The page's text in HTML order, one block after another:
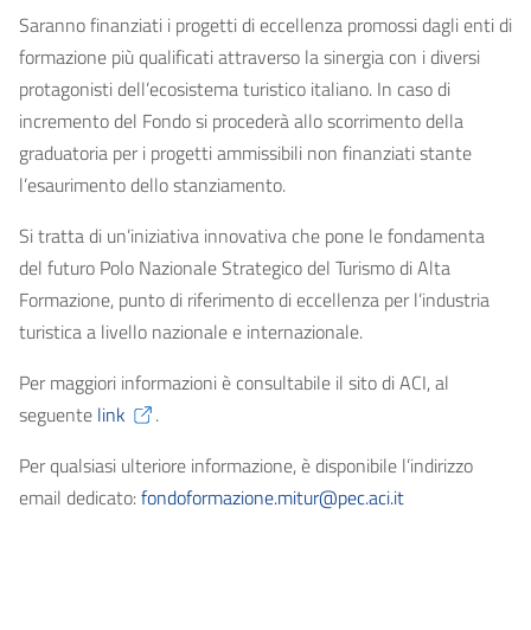
Saranno finanziati i progetti di eccellenza promossi dagli enti di
formazione più qualificati attraverso la sinergia con i diversi
protagonisti dell’ecosistema turistico italiano. In caso di
incremento del Fondo si procederà allo scorrimento della
graduatoria per i progetti ammissibili non finanziati stante
l’esaurimento dello stanziamento.
Si tratta di un’iniziativa innovativa che pone le fondamenta
del futuro Polo Nazionale Strategico del Turismo di Alta
Formazione, punto di riferimento di eccellenza per l’industria
turistica a livello nazionale e internazionale.
Per maggiori informazioni è consultabile il sito di ACI, al
seguente link
.
Per qualsiasi ulteriore informazione, è disponibile l’indirizzo
email dedicato:fondoformazione.mitur@pec.aci.it